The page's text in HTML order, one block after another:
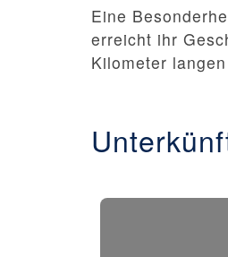
Eine
erreicht ihr
Kilometer